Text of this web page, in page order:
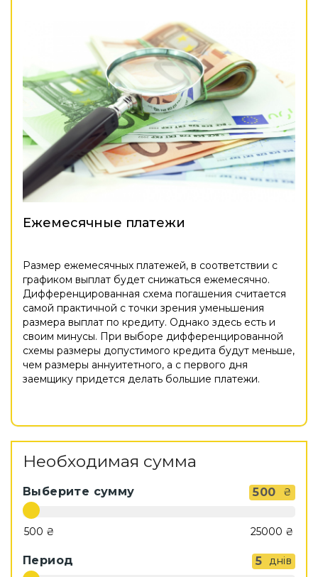
Ежемесячные платежи
Размер ежемесячных платежей, в соответствии с
графиком выплат будет снижаться ежемесячно.
Дифференцированная схема погашения считается
самой практичной с точки зрения уменьшения
размера выплат по кредиту. Однако здесь есть и
своим минусы. При выборе дифференцированной
схемы размеры допустимого кредита будут меньше,
чем размеры аннуитетного, а с первого дня
заемщику придется делать большие платежи.
Необходимая сумма
Выберите сумму 500 ₴
Период 5 днів